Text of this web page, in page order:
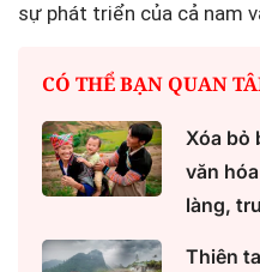
sự phát triển của cả nam
CÓ THỂ BẠN QUAN
Xóa bỏ
văn
làng,
Thiên